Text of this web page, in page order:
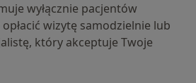
wyłącznie pacjentów
wizytę samodzielnie lub
który akceptuje Twoje